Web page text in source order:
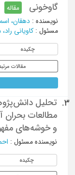
گاوخونی
مقاله
نویسنده: دهقان،
مسئول : کاویانی راد،
چکیده
مقالات
3.
تحلیل
مطالعات بحران
و خوشه‌های
نویسنده مسئول :
چکیده